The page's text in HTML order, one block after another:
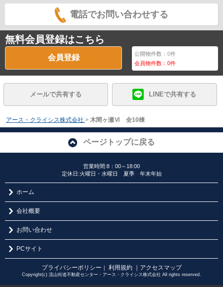
電話でお問い合わせする
無料会員登録はこちら
会員登録 公開物件数：0件
会員物件数：0件
メールで共有する LINEで共有する
アース・クライシス株式会社 > 木間ヶ瀬Ⅵ 全10棟
ページトップに戻る
営業時間:8：00～18:00
定休日:火曜日・水曜日 夏季 年末年始
ホーム
会社概要
お問い合わせ
PCサイト
プライバシーポリシー ｜ 利用規約 ｜アクセスマップ
Copyright(c) 流山街道不動産センター・アース・クライシス株式会社 All rights reserved.